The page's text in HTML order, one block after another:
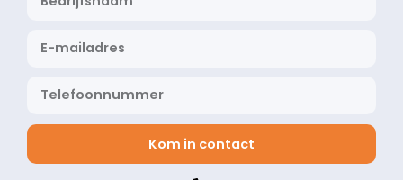
Kom in contact